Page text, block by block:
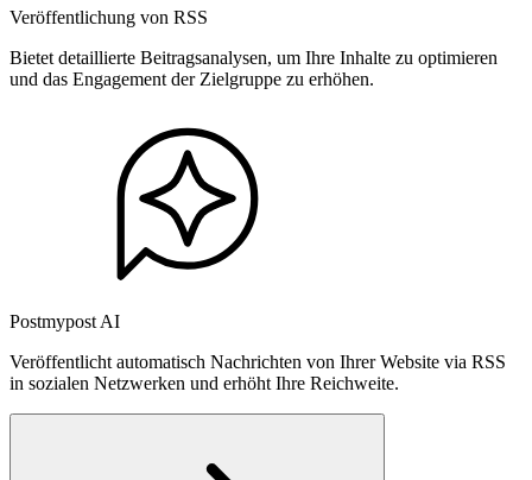
Veröffentlichung von RSS
Bietet detaillierte Beitragsanalysen, um Ihre Inhalte zu optimieren
und das Engagement der Zielgruppe zu erhöhen.
Postmypost AI
Veröffentlicht automatisch Nachrichten von Ihrer Website via RSS
in sozialen Netzwerken und erhöht Ihre Reichweite.